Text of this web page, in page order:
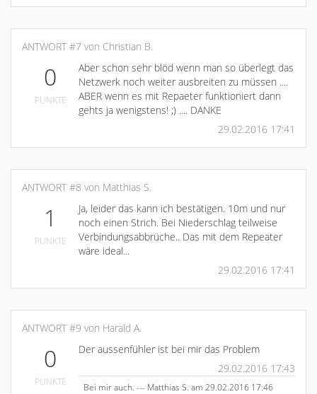
ANTWORT #7 von Christian B.
0
PUNKTE
Aber schon sehr blöd wenn man so überlegt das
Netzwerk noch weiter ausbreiten zu müssen ....
ABER wenn es mit Repaeter funktioniert dann
gehts ja wenigstens! ;) .... DANKE
29.02.2016 17:41
ANTWORT #8 von Matthias S.
1
PUNKTE
Ja, leider das kann ich bestätigen. 10m und nur
noch einen Strich. Bei Niederschlag teilweise
Verbindungsabbrüche.. Das mit dem Repeater
wäre ideal...
29.02.2016 17:41
ANTWORT #9 von Harald A.
0
PUNKTE
Der aussenfühler ist bei mir das Problem
29.02.2016 17:43
Bei mir auch. --- Matthias S. am 29.02.2016 17:46